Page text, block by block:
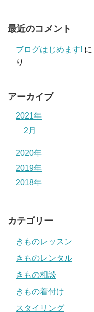
最近のコメント
ブログはじめます! に
り
アーカイブ
2021年
2月
2020年
2019年
2018年
カテゴリー
きものレッスン
きものレンタル
きもの相談
きもの着付け
スタイリング